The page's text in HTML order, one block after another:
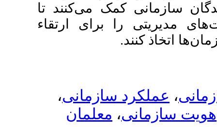
کمک می‌کنند تا
برای ارتقاء
سازمانی،
،معلمان